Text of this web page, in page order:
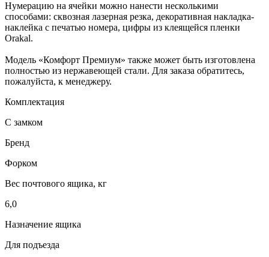
Нумерацию на ячейки можно нанести несколькими
способами: сквозная лазерная резка, декоративная накладка-
наклейка с печатью номера, цифры из клеящейся пленки
Orakal.
Модель «Комфорт Премиум» также может быть изготовлена
полностью из нержавеющей стали. Для заказа обратитесь,
пожалуйста, к менеджеру.
Комплектация
С замком
Бренд
Форком
Вес почтового ящика, кг
6,0
Назначение ящика
Для подъезда